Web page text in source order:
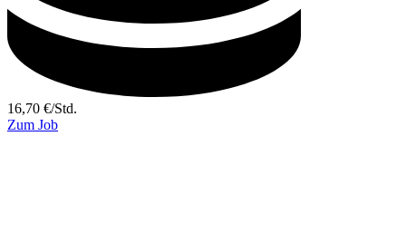
16,70 €/Std.
Zum Job